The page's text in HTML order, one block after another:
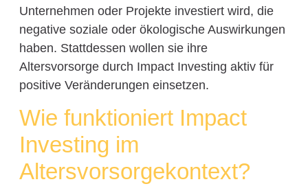
Unternehmen oder Projekte investiert wird, die
negative soziale oder ökologische Auswirkungen
haben. Stattdessen wollen sie ihre
Altersvorsorge durch Impact Investing aktiv für
positive Veränderungen einsetzen.
Wie funktioniert Impact
Investing im
Altersvorsorgekontext?